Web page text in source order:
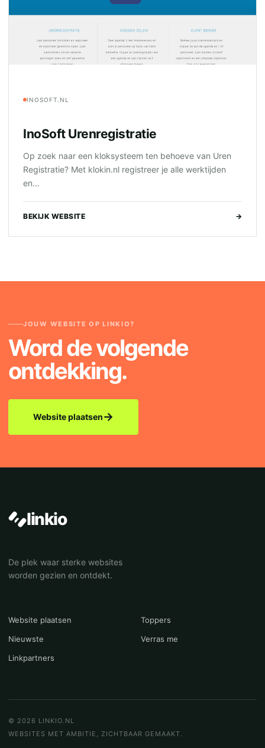
INOSOFT.NL
InoSoft Urenregistratie
Op zoek naar een kloksysteem ten behoeve van Uren
Registratie? Met klokin.nl registreer je alle werktijden
en...
BEKIJK WEBSITE →
JOUW WEBSITE OP LINKIO?
Word de volgende
ontdekking.
Website plaatsen→
linkio
De plek waar sterke websites
worden gezien en ontdekt.
Website plaatsen
Toppers
Nieuwste
Verras me
Linkpartners
© 2026 LINKIO.NL
WEBSITES MET AMBITIE, ZICHTBAAR GEMAAKT.